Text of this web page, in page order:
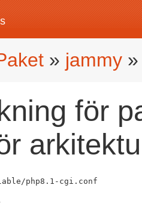
» jammy
för
php8.1-cgi.conf